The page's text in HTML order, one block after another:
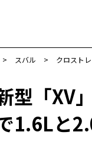
> スバル > クロスト
型「XV
1.6Lと